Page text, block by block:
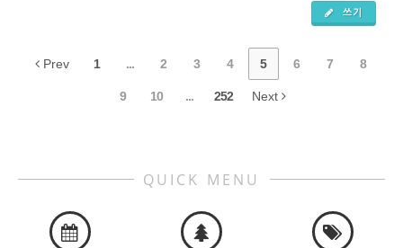
쓰기
Prev 1 ... 2 3 4 5 6 7 8
9 10 ... 252 Next
QUICK MENU